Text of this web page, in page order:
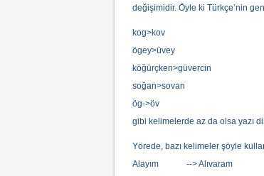
değişimidir. Öyle ki Türkçe’nin
kog>kov
ögey>üvey
köğürçken>güvercin
soğan>sovan
ög->öv
gibi kelimelerde az da olsa yazı
Yörede, bazı kelimeler şöyle
Alayım --> Alıvaram